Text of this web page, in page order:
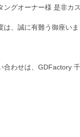
ングオーナー様 是非カ
は、誠に有難う御座い
合わせは、GDFactory